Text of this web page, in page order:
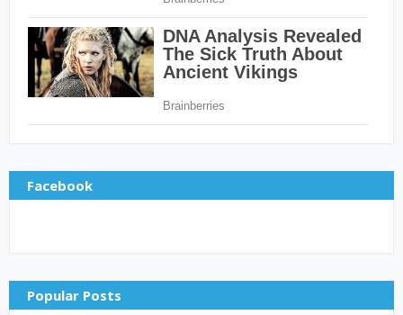
Facebook
Popular Posts